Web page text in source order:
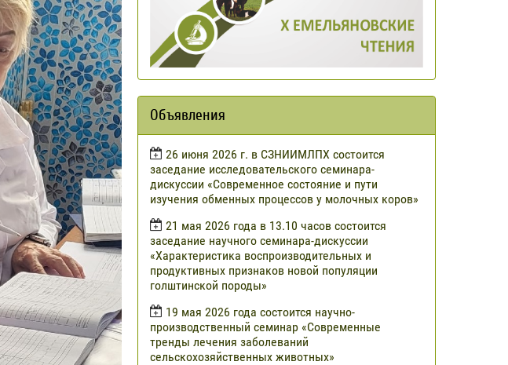
Объявления
​26 июня 2026 г. в СЗНИИМЛПХ состоится
заседание исследовательского семинара-
дискуссии «Современное состояние и пути
изучения обменных процессов у молочных коров»
21 мая 2026 года в 13.10 часов состоится
заседание научного семинара-дискуссии
«Характеристика воспроизводительных и
продуктивных признаков новой популяции
голштинской породы»
19 мая 2026 года состоится научно-
производственный семинар «Современные
тренды лечения заболеваний
сельскохозяйственных животных»